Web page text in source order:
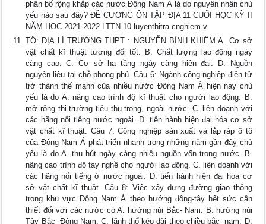
phân bố rộng khắp các nước Đông Nam Á là do nguyên nhân chủ
yếu nào sau đây? ĐỀ CƯƠNG ÔN TẬP ĐỊA 11 CUỐI HỌC KỲ II
NĂM HỌC 2021-2022 LTTN 10 luyenthitra cnghiem.v
TỔ: ĐỊA LÍ TRƯỜNG THPT : NGUYỄN BỈNH KHIÊM A. Cơ sở
vật chất kĩ thuật tương đối tốt. B. Chất lượng lao động ngày
càng cao. C. Cơ sở hạ tầng ngày càng hiện đại. D. Nguồn
nguyên liệu tại chỗ phong phú. Câu 6: Ngành công nghiệp điện tử
trở thành thế mạnh của nhiều nước Đông Nam Á hiện nay chủ
yếu là do A. nâng cao trình độ kĩ thuật cho người lao động. B.
mở rộng thị trường tiêu thụ trong, ngoài nước. C. liên doanh với
các hãng nổi tiếng nước ngoài. D. tiến hành hiện đại hóa cơ sở
vật chất kĩ thuật. Câu 7: Công nghiệp sản xuất và lắp ráp ô tô
của Đông Nam Á phát triển nhanh trong những năm gần đây chủ
yếu là do A. thu hút ngày càng nhiều nguồn vốn trong nước. B.
nâng cao trình độ tay nghề cho người lao động. C. liên doanh với
các hãng nổi tiếng ở nước ngoài. D. tiến hành hiện đại hóa cơ
sở vật chất kĩ thuật. Câu 8: Việc xây dựng đường giao thông
trong khu vực Đông Nam Á theo hướng đông-tây hết sức cần
thiết đối với các nước có A. hướng núi Bắc- Nam. B. hướng núi
Tây Bắc- Đông Nam. C. lãnh thổ kéo dài theo chiều bắc- nam. D.